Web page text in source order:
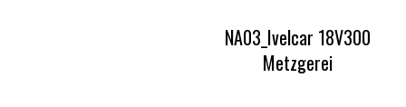
NA03_Ivelcar 18V300
Metzgerei